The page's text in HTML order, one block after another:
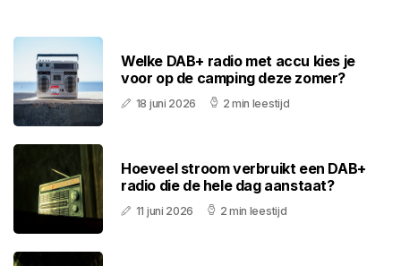
Welke DAB+ radio met accu kies je
voor op de camping deze zomer?
18 juni 2026 2 min leestijd
Hoeveel stroom verbruikt een DAB+
radio die de hele dag aanstaat?
11 juni 2026 2 min leestijd